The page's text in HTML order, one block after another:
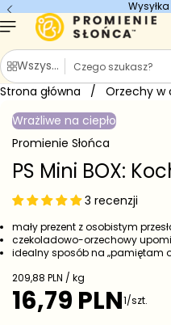
treści
Wszystkie kategorie
S
z
u
a
j
Strona główna / Orzechy w
Przejdź do
o
produkcie
Wrażliwe na ciepło
Promienie Słońca
PS Mini BOX:
3 recenzji
mały prezent z osobistym
czekoladowo-orzechowy
idealny sposób na „pamiętam o
C
e
209,88 PLN / kg
C16,79 PLN1/szt.